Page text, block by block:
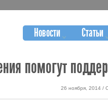
Новости Статьи
помогут
26 ноября, 2014 /